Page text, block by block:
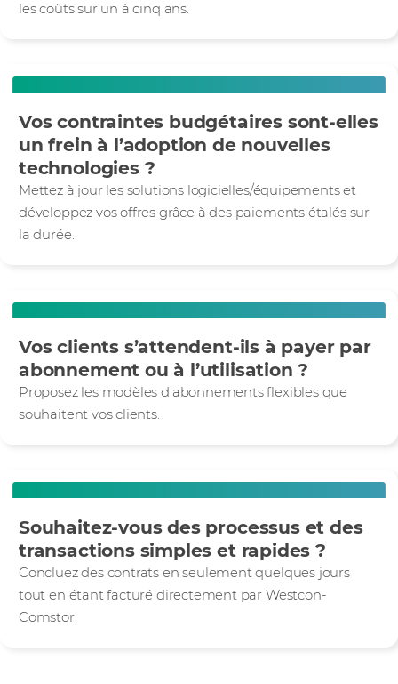
les coûts sur un à cinq ans.
Vos contraintes budgétaires sont-elles
un frein à l’adoption de nouvelles
technologies ?
Mettez à jour les solutions logicielles/équipements et
développez vos offres grâce à des paiements étalés sur
la durée.
Vos clients s’attendent-ils à payer par
abonnement ou à l’utilisation ?
Proposez les modèles d’abonnements flexibles que
souhaitent vos clients.
Souhaitez-vous des processus et des
transactions simples et rapides ?
Concluez des contrats en seulement quelques jours
tout en étant facturé directement par Westcon-
Comstor.